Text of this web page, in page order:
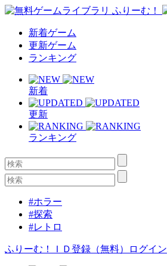
新着ゲーム
更新ゲーム
ランキング
新着
更新
ランキング
#ホラー
#探索
#レトロ
ふりーむ！ＩＤ登録（無料） ログイン